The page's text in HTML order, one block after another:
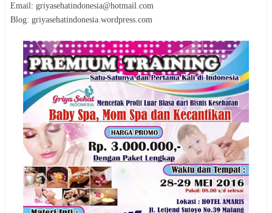
Email: griyasehatindonesia@hotmail.com
Blog: griyasehatindonesia.wordpress.com